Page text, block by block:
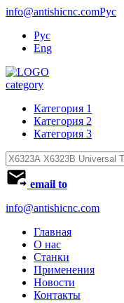
info@antishicnc.comРус
Рус
Eng
category
Категория 1
Категория 2
Категория 3
email to
info@antishicnc.com
Главная
О нас
Станки
Применения
Новости
Контакты